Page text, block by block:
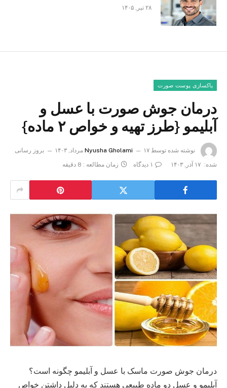
۲۸ تیر, ۱۴۰۵
پاکسازی پوست صورت
درمان جوش صورت با عسل و
آبلیمو {طرز تهیه و خواص ۲ ماده}
نوشته شده توسط Nyusha Gholami ۱۷ مرداد, ۱۴۰۳
بروز رسانی
شده: ۱۷ آذر, ۱۴۰۳ ۱ دیدگاه زمان مطالعه : 8 دقیقه
درمان جوش صورت ماسک با عسل و آبلیمو چگونه است؟
آبلیمو و عسل دو ماده طبیعی هستند که به دلیل داشتن خواص